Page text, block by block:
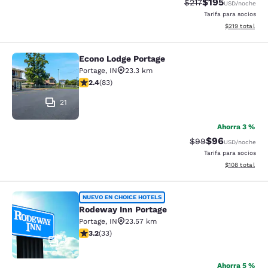
$217 USD/noche
Tarifa para socios
Ver detalles
$219 total
Econo Lodge Portage
21
Econo Lodge Portage
Portage, IN
23.3 km
Calificación de 2.35 estrellas. Razonable. 83 reseñas
2.4(83)
Ahorra 3 %
Tarifa tachada:
$99Tarifa
$96USD/noche
Tarifa para socios
Ver detalles
$108 total
Rodeway Inn Portage
2
NUEVO EN CHOICE HOTELS
Rodeway Inn Portage
Portage, IN
23.57 km
Calificación de 3.18 estrellas. Bueno. 33 reseñas
3.2(33)
Ahorra 5 %